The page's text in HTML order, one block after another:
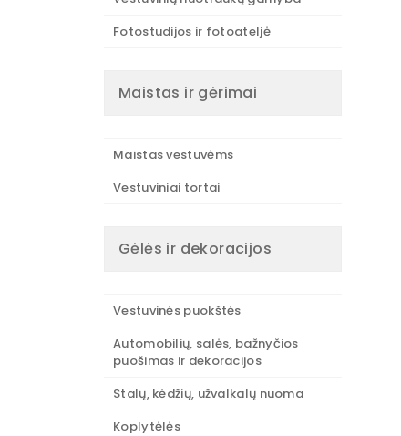
Fotostudijos ir fotoateljė
Maistas ir gėrimai
Maistas vestuvėms
Vestuviniai tortai
Gėlės ir dekoracijos
Vestuvinės puokštės
Automobilių, salės, bažnyčios
puošimas ir dekoracijos
Stalų, kėdžių, užvalkalų nuoma
Koplytėlės